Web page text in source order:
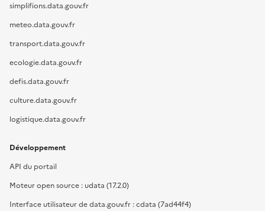
simplifions.data.gouv.fr
meteo.data.gouv.fr
transport.data.gouv.fr
ecologie.data.gouv.fr
defis.data.gouv.fr
culture.data.gouv.fr
logistique.data.gouv.fr
Développement
API du portail
Moteur open source : udata (17.2.0)
Interface utilisateur de data.gouv.fr : cdata (7ad44f4)